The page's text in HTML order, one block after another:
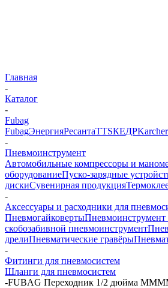
Главная
-
Каталог
-
Fubag
FubagЭнергияРесантаTTSКЕДРKarcher
-
Пневмоинструмент
Автомобильные компрессоры и
оборудованиеПуско-зарядные
дискиСувенирная продукция
-
Аксессуары и расходники для
ПневмогайковертыПневмоинструмент
скобозабивной пневмоинструмент
дрелиПневматические гравёры
-
Фитинги для пневмосистем
Шланги для пневмосистем
-FUBAG Переходник 1/2 дюйма